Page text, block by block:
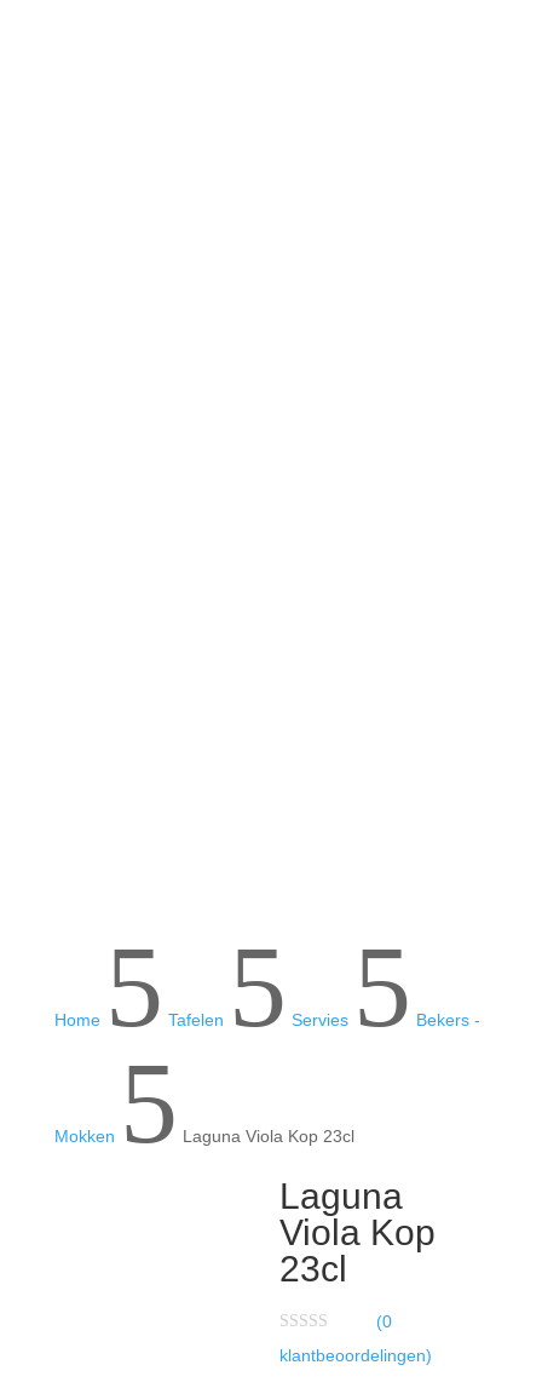
Home 5 Tafelen 5 Servies 5 Bekers -
Mokken 5 Laguna Viola Kop 23cl
Laguna
Viola Kop
23cl
W
a
(0
klantbeoordelingen)